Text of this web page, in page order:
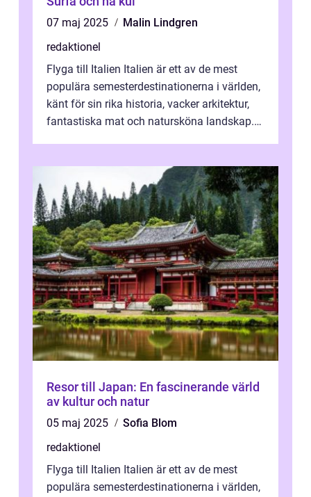
07 maj 2025
Malin Lindgren
redaktionel
Flyga till Italien Italien är ett av de mest
populära semesterdestinationerna i världen,
känt för sin rika historia, vacker arkitektur,
fantastiska mat och natursköna landskap.
Resor till Japan: En fascinerande värld
av kultur och natur
05 maj 2025
Sofia Blom
redaktionel
Flyga till Italien Italien är ett av de mest
populära semesterdestinationerna i världen,